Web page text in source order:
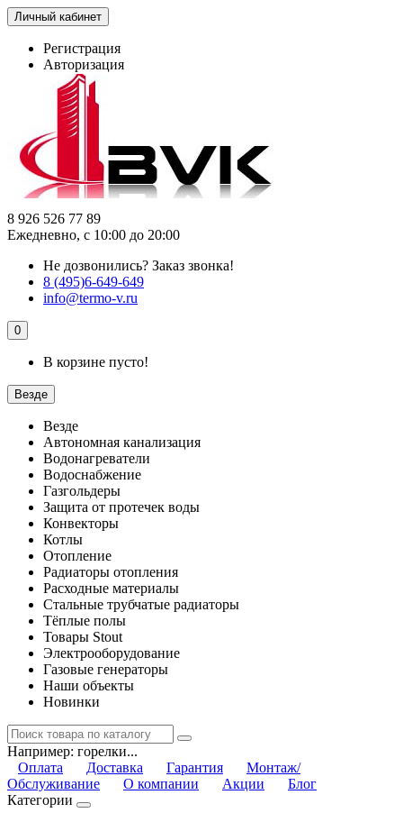
Личный кабинет
Регистрация
Авторизация
8 926 526 77 89
Ежедневно, с 10:00 до 20:00
Не дозвонились? Заказ звонка!
8 (495)6-649-649
info@termo-v.ru
0
В корзине пусто!
Везде
Везде
Автономная канализация
Водонагреватели
Водоснабжение
Газгольдеры
Защита от протечек воды
Конвекторы
Котлы
Отопление
Радиаторы отопления
Расходные материалы
Стальные трубчатые радиаторы
Тёплые полы
Товары Stout
Электрооборудование
Газовые генераторы
Наши объекты
Новинки
Например: горелки...
Оплата
Доставка Гарантия
Монтаж/
Обслуживание
О компании Акции
Блог
Категории